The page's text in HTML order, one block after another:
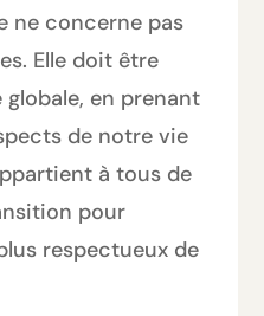
ne concerne pas
Elle doit être
globale, en prenant
de notre vie
à tous de
pour
respectueux de